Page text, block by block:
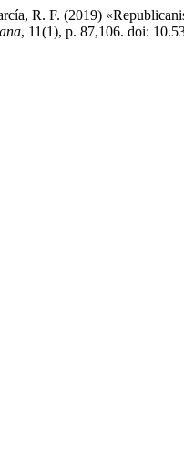
R. F. (2019)
, 11(1), p. 87,106. doi: